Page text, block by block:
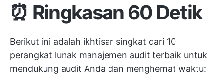
⏰ Ringkasan 60 Detik
Berikut ini adalah ikhtisar singkat dari 10
perangkat lunak manajemen audit terbaik untuk
mendukung audit Anda dan menghemat waktu: